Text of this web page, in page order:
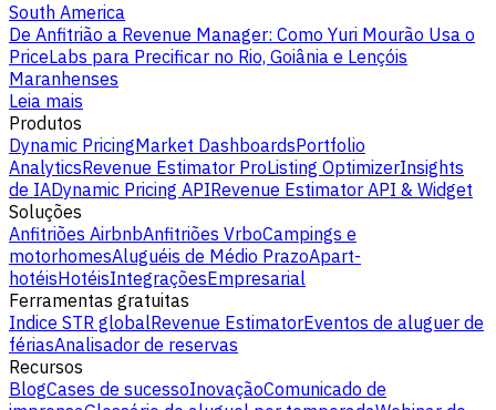
South America
De Anfitrião a Revenue Manager: Como Yuri Mourão Usa o
PriceLabs para Precificar no Rio, Goiânia e Lençóis
Maranhenses
Leia mais
Produtos
Dynamic PricingMarket DashboardsPortfolio
AnalyticsRevenue Estimator ProListing OptimizerInsights
de IADynamic Pricing APIRevenue Estimator API & Widget
Soluções
Anfitriões AirbnbAnfitriões VrboCampings e
motorhomesAluguéis de Médio PrazoApart-
hotéisHotéisIntegraçõesEmpresarial
Ferramentas gratuitas
Indice STR globalRevenue EstimatorEventos de aluguer de
fériasAnalisador de reservas
Recursos
BlogCases de sucessoInovaçãoComunicado de